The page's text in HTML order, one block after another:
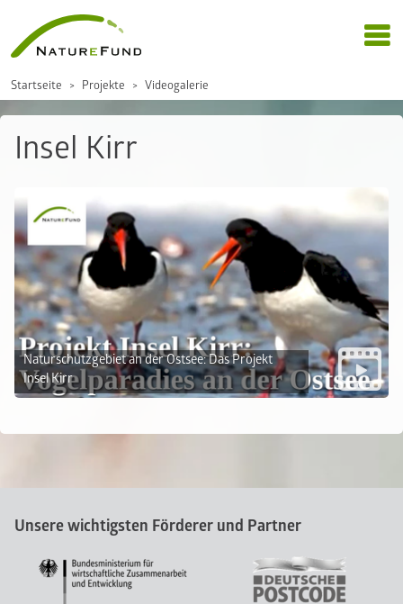
Startseite Projekte Videogalerie
Insel Kirr
Naturschutzgebiet an der Ostsee: Das Projekt
Insel Kirr
Unsere wichtigsten Förderer und Partner